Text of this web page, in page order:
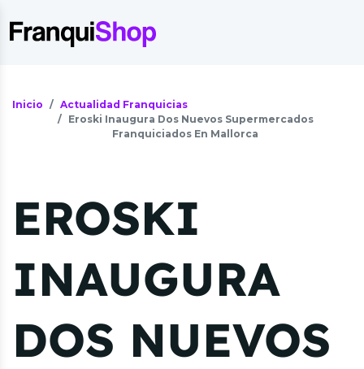
Inicio
Actualidad Franquicias
Eroski Inaugura Dos Nuevos Supermercados
Franquiciados En Mallorca
EROSKI
INAUGURA
DOS NUEVOS